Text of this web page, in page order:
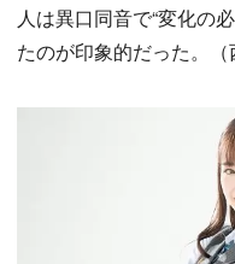
人は異口同音で“変化の
たのが印象的だった。（